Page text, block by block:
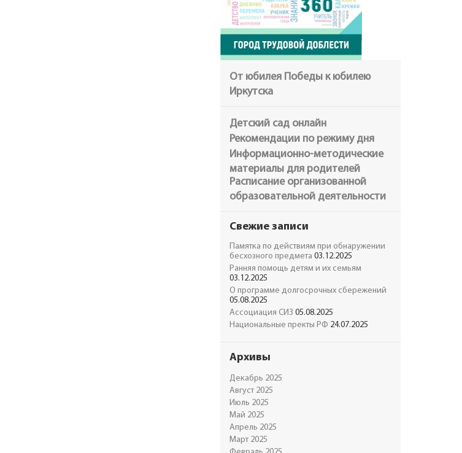
От юбилея Победы к юбилею
Иркутска
Детский сад онлайн
Рекомендации по режиму дня
Информационно-методические
материалы для родителей
Расписание организованной
образовательной деятельности
Свежие записи
Памятка по действиям при обнаружении
бесхозного предмета 03.12.2025
Ранняя помощь детям и их семьям
03.12.2025
О программе долгосрочных сбережений
05.08.2025
Ассоциация СИЗ 05.08.2025
Национальные пректы РФ 24.07.2025
Архивы
Декабрь 2025
Август 2025
Июль 2025
Май 2025
Апрель 2025
Март 2025